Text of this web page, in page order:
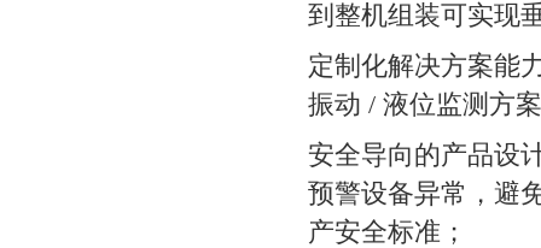
到整机组装可实现
定制化解决方案能
振动 / 液位监测方
安全导向的产品设
预警设备异常，避
产安全标准；